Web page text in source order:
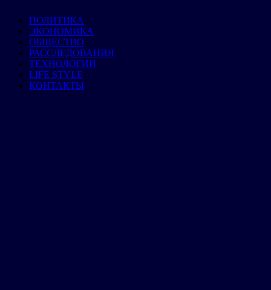
ПОЛИТИКА
ЭКОНОМИКА
ОБЩЕСТВО
РАССЛЕДОВАНИЯ
ТЕХНОЛОГИИ
LIFE STYLE
КОНТАКТЫ